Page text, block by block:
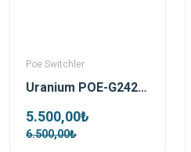
Poe Switchler
Uranium POE-G2422SFP-300W 24 Port 2xgb Rj45/2xsfp Uplink Gigabit Poe Switch
5.500,00₺
6.500,00₺